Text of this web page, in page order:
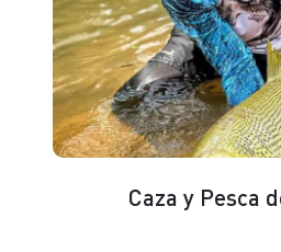
Caza y Pesca